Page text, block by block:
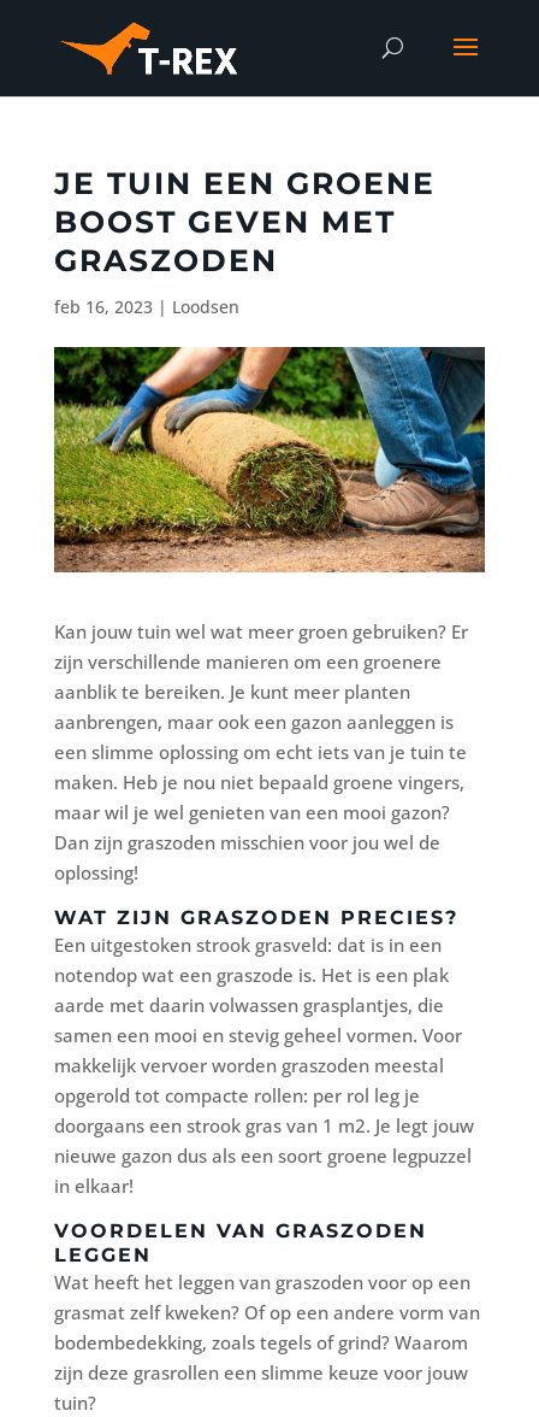
JE TUIN EEN GROENE
BOOST GEVEN MET
GRASZODEN
feb 16, 2023| Loodsen
Kan jouw tuin wel wat meer groen gebruiken? Er
zijn verschillende manieren om een groenere
aanblik te bereiken. Je kunt meer planten
aanbrengen, maar ook een gazon aanleggen is
een slimme oplossing om echt iets van je tuin te
maken. Heb je nou niet bepaald groene vingers,
maar wil je wel genieten van een mooi gazon?
Dan zijn graszoden misschien voor jou wel de
oplossing!
WAT ZIJN GRASZODEN PRECIES?
Een uitgestoken strook grasveld: dat is in een
notendop wat een graszode is. Het is een plak
aarde met daarin volwassen grasplantjes, die
samen een mooi en stevig geheel vormen. Voor
makkelijk vervoer worden graszoden meestal
opgerold tot compacte rollen: per rol leg je
doorgaans een strook gras van 1 m2. Je legt jouw
nieuwe gazon dus als een soort groene legpuzzel
in elkaar!
VOORDELEN VAN GRASZODEN
LEGGEN
Wat heeft het leggen van graszoden voor op een
grasmat zelf kweken? Of op een andere vorm van
bodembedekking, zoals tegels of grind? Waarom
zijn deze grasrollen een slimme keuze voor jouw
tuin?